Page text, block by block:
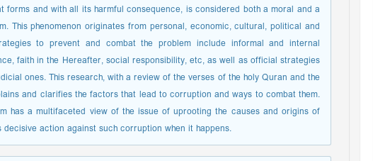
and with all its harmful consequence, is considered both a moral and a
This phenomenon originates from personal, economic, cultural, political and
to prevent and combat the problem include informal and internal
faith in the Hereafter, social responsibility, etc, as well as official strategies
ones. This research, with a review of the verses of the holy Quran and the
and clarifies the factors that lead to corruption and ways to combat them.
has a multifaceted view of the issue of uprooting the causes and origins of
action against such corruption when it happens.